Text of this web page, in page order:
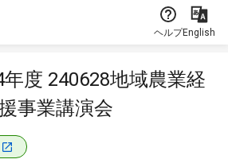
ヘルプEnglish
度 240628地域農業経
事業講演会